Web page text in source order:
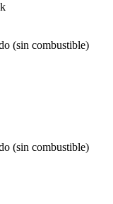
(sin combustible)
(sin combustible)